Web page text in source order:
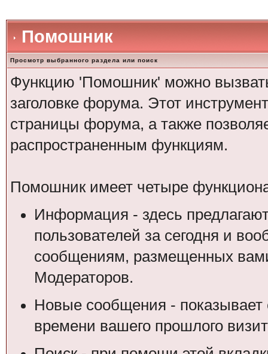
Помошник
Просмотр выбранного раздела или поиск
Функцию 'Помошник' можно
заголовке форума. Этот
страницы форума, а также
распространенным функциям.
Помошник имеет четыре
Информация - здесь
пользователей за сегодня и
сообщениям, размещенных
Модераторов.
Новые сообщения -
времени вашего прошлого